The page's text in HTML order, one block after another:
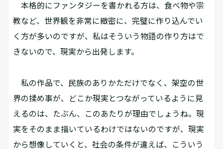
本格的にファンタジーを書かれる方は、食べ物や宗
教など、世界観を非常に緻密に、完璧に作り込んでい
く方が多いのですが、私はそういう物語の作り方はで
きないので、現実から出発します。
私の作品で、民族のありかただけでなく、架空の世
界の揉め事が、どこか現実とつながっているように見
えるのは、たぶん、このあたりが理由でしょうね。現
実をそのまま描いているわけではないのですが、現実
から想像していくと、社会の条件が違えば、こういう